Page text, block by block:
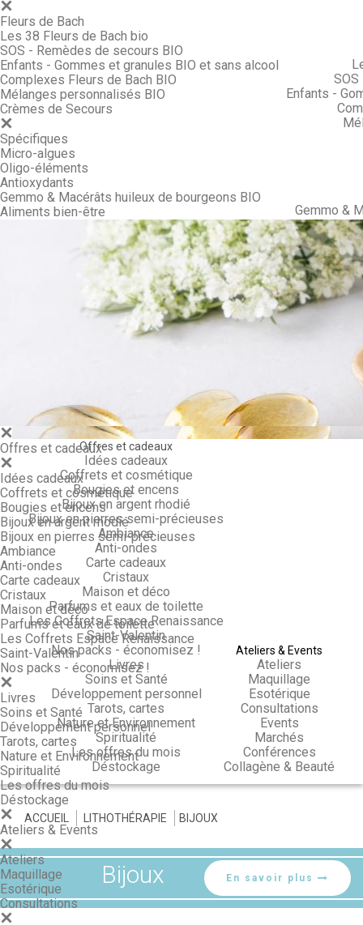
Fleurs de Bach
Les 38 Fleurs de Bach bio
SOS - Remèdes de secours BIO
Enfants - Gommes et granules BIO et sans alcool
Complexes Fleurs de Bach BIO
Mélanges personnalisés BIO
Crèmes de Secours
Spécifiques
Micro-algues
Oligo-éléments
Antioxydants
Gemmo & Macérâts huileux de bourgeons BIO
Aliments bien-être
Offres et cadeaux
Idées cadeaux
Coffrets et cosmétique
Bougies et encens
Bijoux en argent rhodié
Bijoux en pierres semi-précieuses
Ambiance
Anti-ondes
Carte cadeaux
Cristaux
Maison et déco
Parfums et eaux de toilette
Les Coffrets Espace Renaissance
Saint-Valentin
Nos packs - économisez !
Livres
Soins et Santé
Développement personnel
Tarots, cartes
Nature et Environnement
Spiritualité
Les offres du mois
Déstockage
Ateliers & Events
Ateliers
Maquillage
Esotérique
Consultations
Enfants -
Gemmo &
Offres et cadeaux
Idées cadeaux
Coffrets et cosmétique
Bougies et encens
Bijoux en argent rhodié
Bijoux en pierres semi-précieuses
Ambiance
Anti-ondes
Carte cadeaux
Cristaux
Maison et déco
Parfums et eaux de toilette
Les Coffrets Espace Renaissance
Saint-Valentin
Nos packs - économisez !
Livres
Soins et Santé
Développement personnel
Tarots, cartes
Nature et Environnement
Spiritualité
Les offres du mois
Déstockage
Ateliers & Events
Ateliers
Maquillage
Esotérique
Consultations
Events
Marchés
Conférences
Collagène & Beauté
ACCUEIL LITHOTHÉRAPIE BIJOUX
Bijoux En savoir plus